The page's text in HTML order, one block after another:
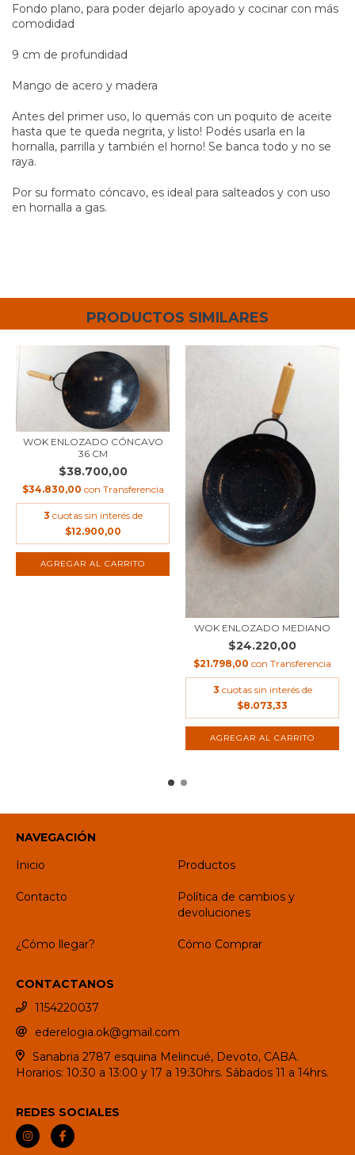
Fondo plano, para poder dejarlo apoyado y cocinar con más
comodidad
9 cm de profundidad
Mango de acero y madera
Antes del primer uso, lo quemás con un poquito de aceite
hasta que te queda negrita, y listo! Podés usarla en la
hornalla, parrilla y también el horno! Se banca todo y no se
raya.
Por su formato cóncavo, es ideal para salteados y con uso
en hornalla a gas.
PRODUCTOS SIMILARES
WOK ENLOZADO CÓNCAVO
36 CM
$38.700,00
$34.830,00 con Transferencia
3 cuotas sin interés de
$12.900,00
WOK ENLOZADO MEDIANO
$24.220,00
$21.798,00 con Transferencia
3 cuotas sin interés de
$8.073,33
NAVEGACIÓN
Inicio
Productos
Contacto
Política de cambios y
devoluciones
¿Cómo llegar? Cómo Comprar
CONTACTANOS
1154220037
ederelogia.ok@gmail.com
Sanabria 2787 esquina Melincué, Devoto, CABA.
Horarios: 10:30 a 13:00 y 17 a 19:30hrs. Sábados 11 a 14hrs.
REDES SOCIALES